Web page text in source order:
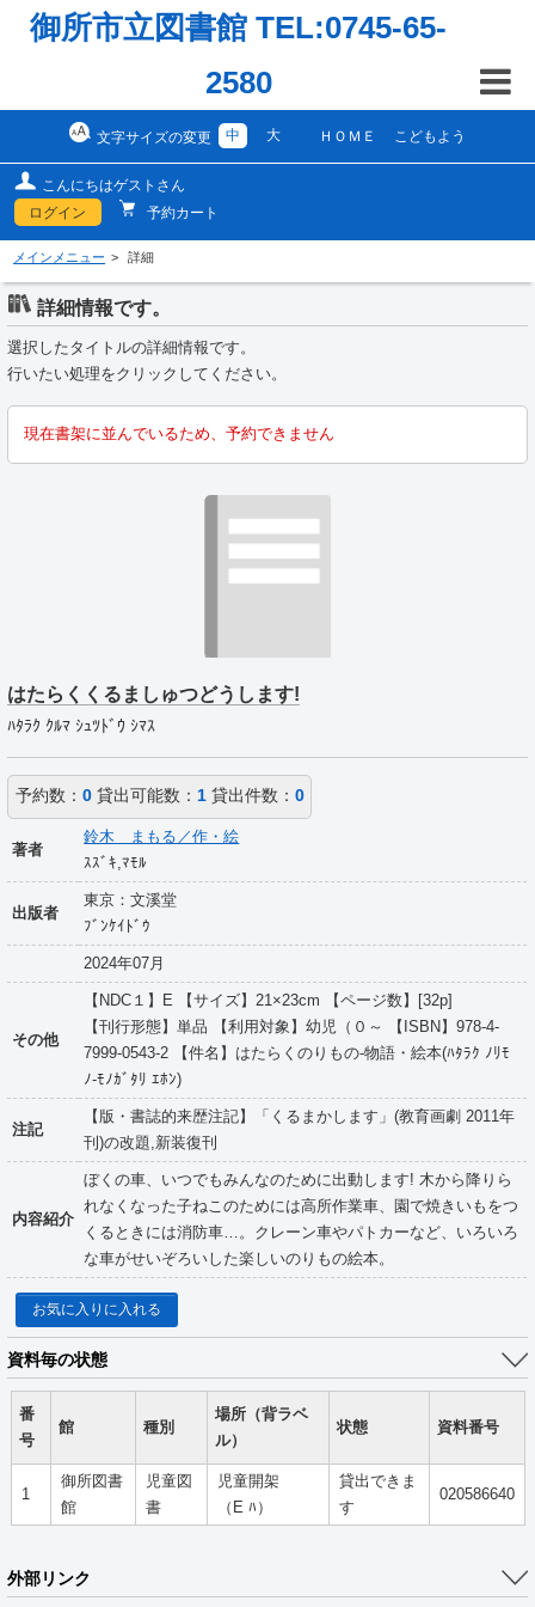
御所市立図書館 TEL:0745-65-
2580
文字サイズの変更 中 大 ＨＯＭＥ こどもよう
こんにちはゲストさん
ログイン
予約カート
メインメニュー 詳細
詳細情報です。
選択したタイトルの詳細情報です。
行いたい処理をクリックしてください。
現在書架に並んでいるため、予約できません
はたらくくるましゅつどうします!
ﾊﾀﾗｸ ｸﾙﾏ ｼｭﾂﾄﾞｳ ｼﾏｽ
予約数： 0貸出可能数： 1貸出件数： 0
著者
鈴木 まもる／作・絵
ｽｽﾞｷ,ﾏﾓﾙ
出版者
東京：文溪堂
ﾌﾞﾝｹｲﾄﾞｳ
2024年07月
その他
【NDC１】E 【サイズ】21×23cm 【ページ数】[32p]
【刊行形態】単品 【利用対象】幼児（０～ 【ISBN】978-4-
7999-0543-2 【件名】はたらくのりもの-物語・絵本(ﾊﾀﾗｸ ﾉﾘﾓ
ﾉ-ﾓﾉｶﾞﾀﾘ ｴﾎﾝ)
注記
【版・書誌的来歴注記】「くるまかします」(教育画劇 2011年
刊)の改題,新装復刊
内容紹介
ぼくの車、いつでもみんなのために出動します! 木から降りら
れなくなった子ねこのためには高所作業車、園で焼きいもをつ
くるときには消防車…。クレーン車やパトカーなど、いろいろ
な車がせいぞろいした楽しいのりもの絵本。
お気に入りに入れる
資料毎の状態
番
号
館 種別
場所（背ラベ
ル）
状態 資料番号
1
御所図書
館
児童図
書
児童開架
（E ﾊ）
貸出できま
す
020586640
外部リンク